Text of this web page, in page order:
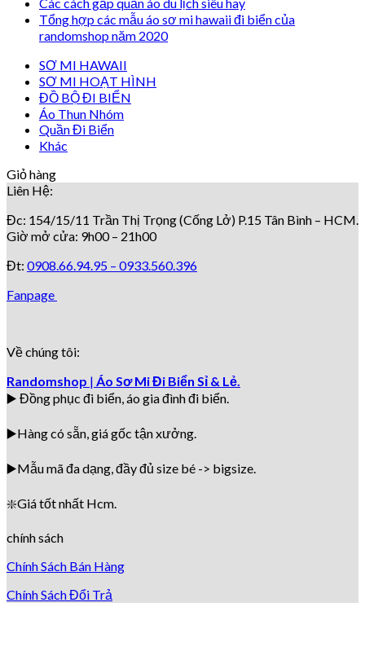
Tổng hợp các mẫu áo sơ mi hawaii đi biển của
randomshop năm 2020
SƠ MI HAWAII
SƠ MI HOẠT HÌNH
ĐỒ BỘ ĐI BIỂN
Áo Thun Nhóm
Quần Đi Biển
Khác
Giỏ hàng
Liên Hệ:
Đc: 154/15/11 Trần Thị Trọng (Cống Lở) P.15 Tân Bình – HCM.
Giờ mở cửa: 9h00 – 21h00
Đt: 0908.66.94.95 – 0933.560.396
Fanpage
Về chúng tôi:
Randomshop | Áo Sơ Mi Đi Biển Sỉ & Lẻ.
▶️ Đồng phục đi biển, áo gia đình đi biển.
▶️Hàng có sẵn, giá gốc tận xưởng.
▶️Mẫu mã đa dạng, đầy đủ size bé -> bigsize.
❇️Giá tốt nhất Hcm.
chính sách
Chính Sách Bán Hàng
Chính Sách Đổi Trả